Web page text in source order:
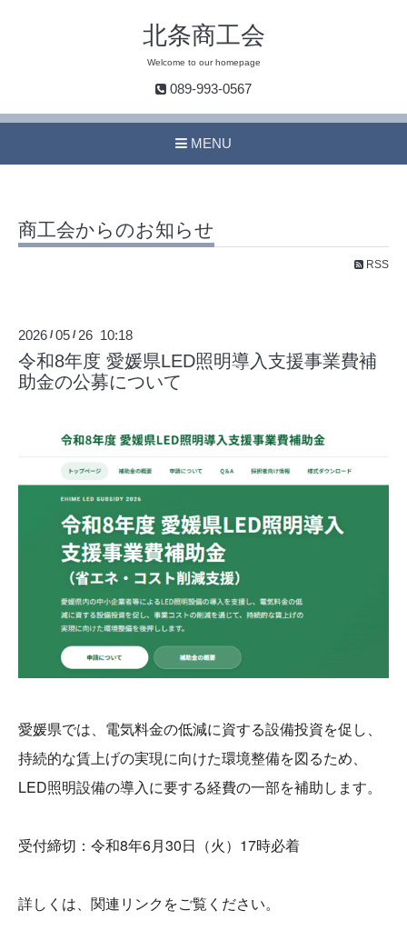
北条商工会
Welcome to our homepage
089-993-0567
MENU
商工会からのお知らせ
RSS
2026 /05 / 26 10:18
令和8年度 愛媛県LED照明導入支援事業費補
助金の公募について
愛媛県では、電気料金の低減に資する設備投資を促し、
持続的な賃上げの実現に向けた環境整備を図るため、
LED照明設備の導入に要する経費の一部を補助します。
受付締切：令和8年6月30日（火）17時必着
詳しくは、関連リンクをご覧ください。